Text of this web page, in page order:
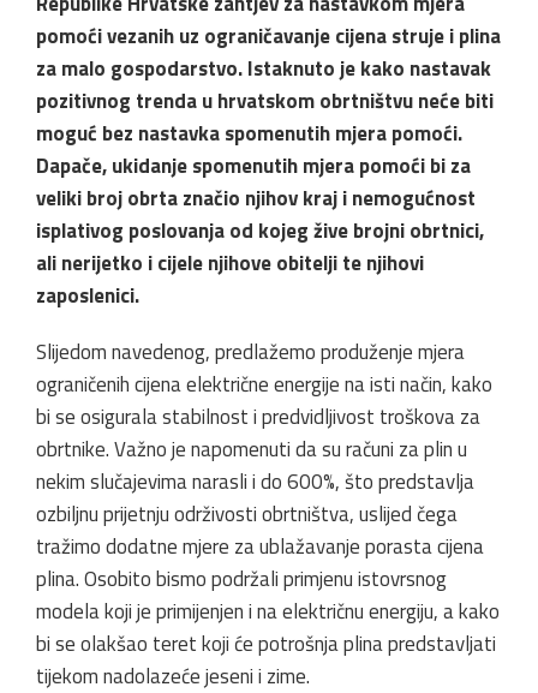
pomoći vezanih uz ograničavanje cijena struje i plina
za malo gospodarstvo. Istaknuto je kako nastavak
pozitivnog trenda u hrvatskom obrtništvu neće biti
moguć bez nastavka spomenutih mjera pomoći.
Dapače, ukidanje spomenutih mjera pomoći bi za
veliki broj obrta značio njihov kraj i nemogućnost
isplativog poslovanja od kojeg žive brojni obrtnici,
ali nerijetko i cijele njihove obitelji te njihovi
zaposlenici.
Slijedom navedenog, predlažemo produženje mjera
ograničenih cijena električne energije na isti način, kako
bi se osigurala stabilnost i predvidljivost troškova za
obrtnike. Važno je napomenuti da su računi za plin u
nekim slučajevima narasli i do 600%, što predstavlja
ozbiljnu prijetnju održivosti obrtništva, uslijed čega
tražimo dodatne mjere za ublažavanje porasta cijena
plina. Osobito bismo podržali primjenu istovrsnog
modela koji je primijenjen i na električnu energiju, a kako
bi se olakšao teret koji će potrošnja plina predstavljati
tijekom nadolazeće jeseni i zime.